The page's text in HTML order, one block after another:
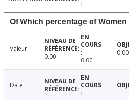
Of Which percentage of Women
Valeur
0.00
0.00
0.00
Date